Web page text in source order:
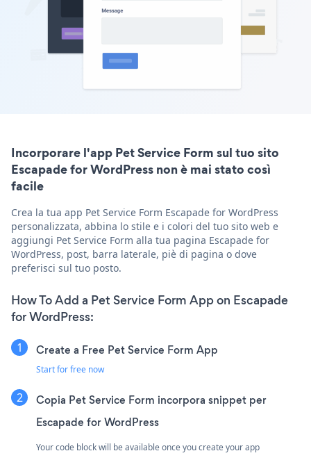
Incorporare l'app Pet Service Form sul tuo sito
Escapade for WordPress non è mai stato così
facile
Crea la tua app Pet Service Form Escapade for WordPress
personalizzata, abbina lo stile e i colori del tuo sito web e
aggiungi Pet Service Form alla tua pagina Escapade for
WordPress, post, barra laterale, piè di pagina o dove
preferisci sul tuo posto.
How To Add a Pet Service Form App on Escapade
for WordPress:
Create a Free Pet Service Form App
Start for free now
Copia Pet Service Form incorpora snippet per
Escapade for WordPress
Your code block will be available once you create your app